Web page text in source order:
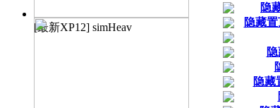
隐
隐藏
隐藏
[最新XP12] simHeav